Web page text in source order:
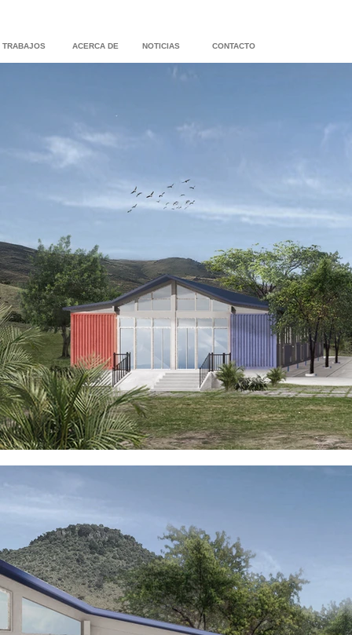
TRABAJOS ACERCA DE NOTICIAS CONTACTO